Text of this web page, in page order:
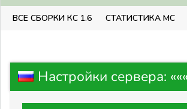
ВСЕ СБОРКИ КС 1.6 СТАТИСТИКА МС
Настройки сервера: